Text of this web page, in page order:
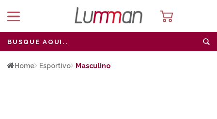
Home Esportivo Masculino